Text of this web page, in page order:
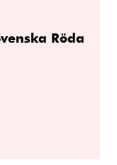
Röda